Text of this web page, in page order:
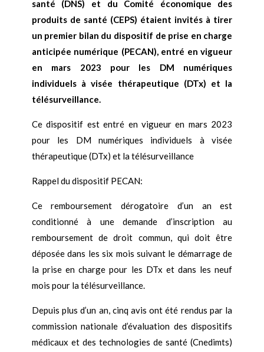
santé (DNS) et du Comité économique des
produits de santé (CEPS) étaient invités à tirer
un premier bilan du dispositif de prise en charge
anticipée numérique (PECAN), entré en vigueur
en mars 2023 pour les DM numériques
individuels à visée thérapeutique (DTx) et la
télésurveillance.
Ce dispositif est entré en vigueur en mars 2023
pour les DM numériques individuels à visée
thérapeutique (DTx) et la télésurveillance
Rappel du dispositif PECAN:
Ce remboursement dérogatoire d’un an est
conditionné à une demande d’inscription au
remboursement de droit commun, qui doit être
déposée dans les six mois suivant le démarrage de
la prise en charge pour les DTx et dans les neuf
mois pour la télésurveillance.
Depuis plus d’un an, cinq avis ont été rendus par la
commission nationale d’évaluation des dispositifs
médicaux et des technologies de santé (Cnedimts)